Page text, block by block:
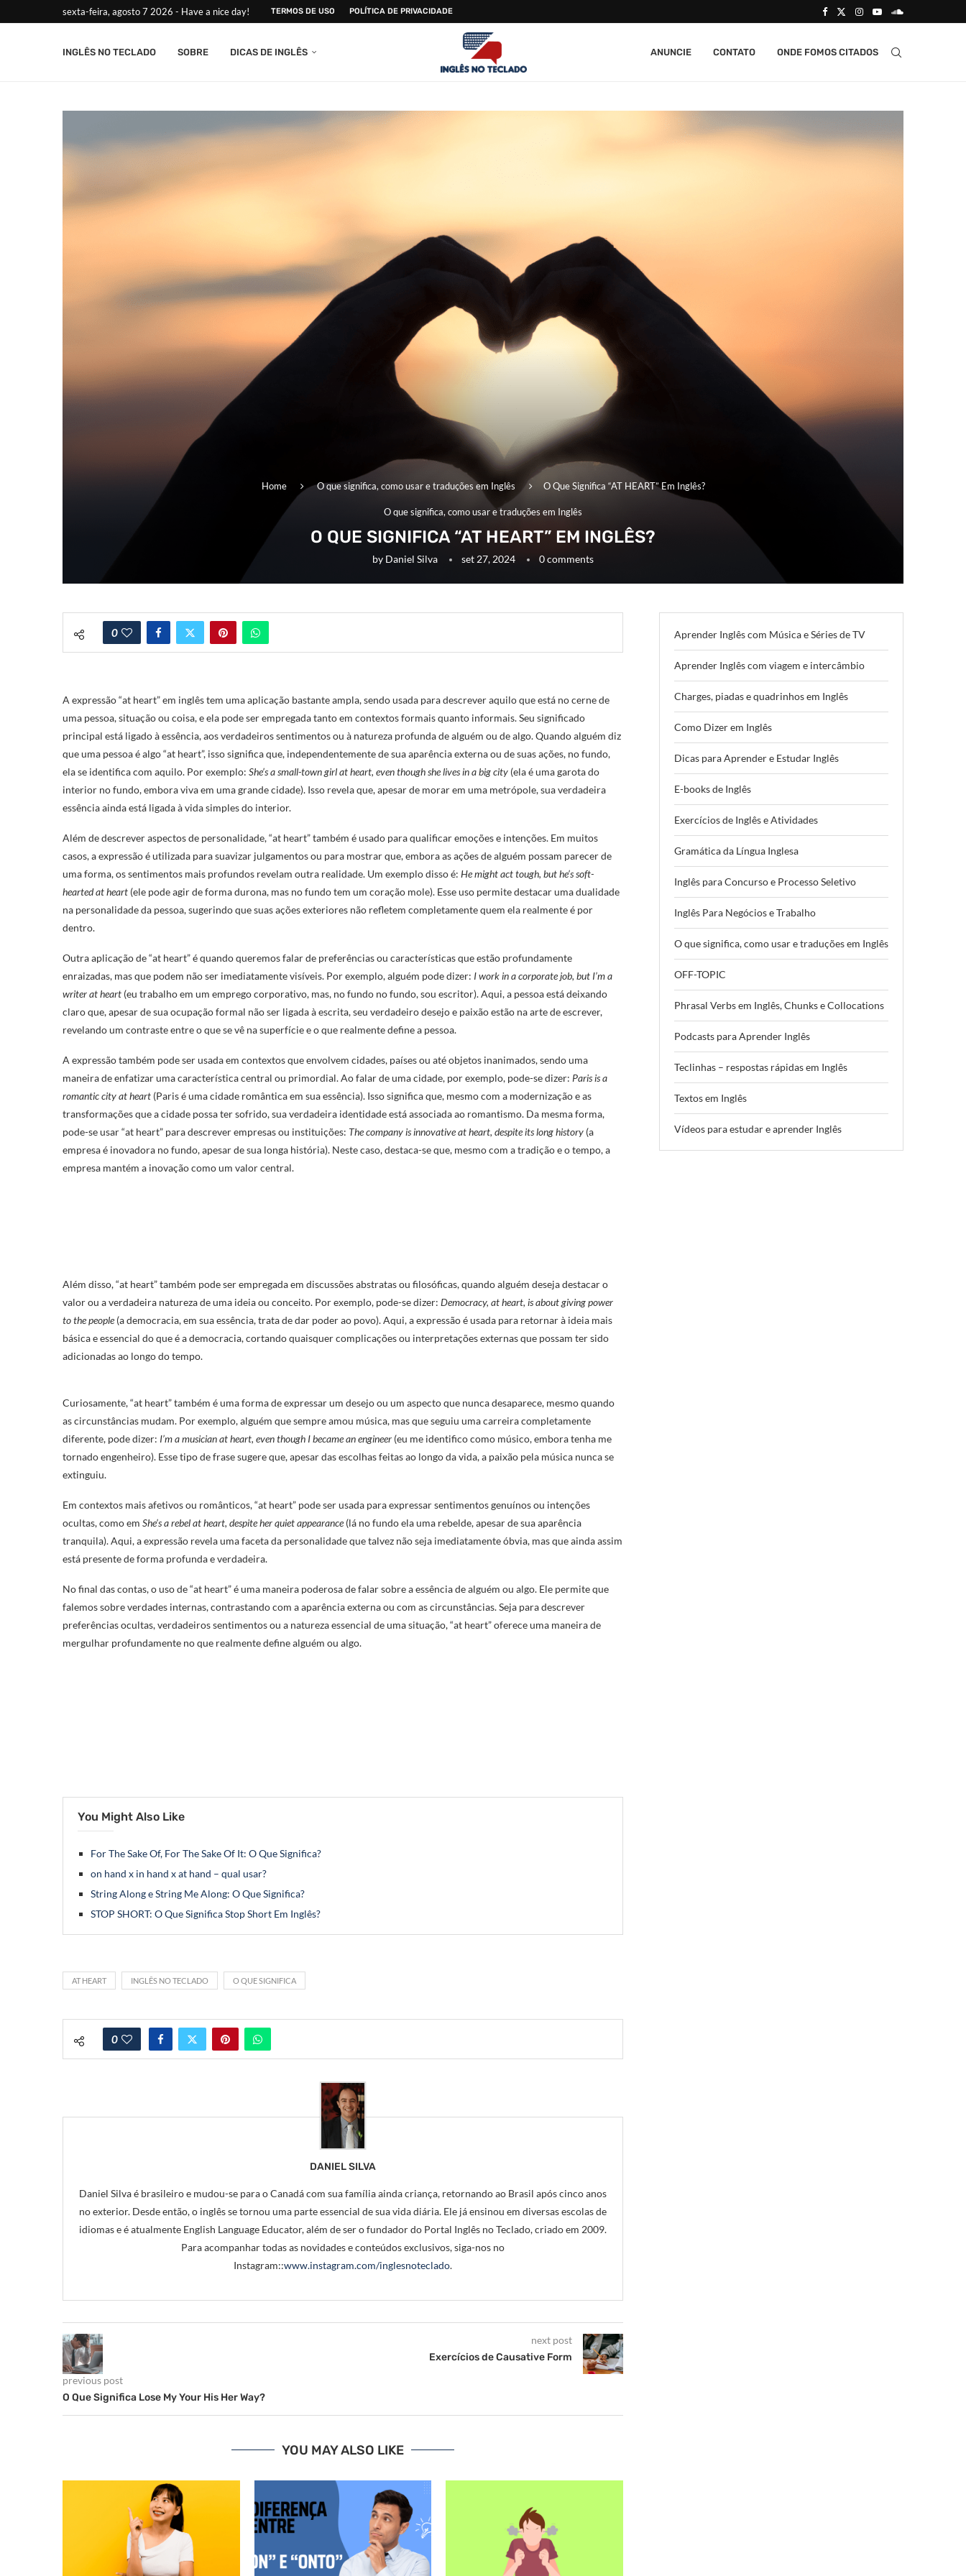
sexta-feira, agosto 7 2026 - Have a nice day! TERMOS DE USO POLÍTICA DE PRIVACIDADE
INGLÊS NO TECLADO SOBRE DICAS DE INGLÊS ANUNCIE CONTATO ONDE FOMOS CITADOS
Home O que significa, como usar e traduções em Inglês O Que Significa “AT HEART” Em Inglês?
O que significa, como usar e traduções em Inglês
O QUE SIGNIFICA “AT HEART” EM INGLÊS?
by Daniel Silva set 27, 2024 0 comments
0
A expressão “at heart” em inglês tem uma aplicação bastante ampla, sendo usada para descrever aquilo que está no cerne de
uma pessoa, situação ou coisa, e ela pode ser empregada tanto em contextos formais quanto informais. Seu significado
principal está ligado à essência, aos verdadeiros sentimentos ou à natureza profunda de alguém ou de algo. Quando alguém diz
que uma pessoa é algo “at heart”, isso significa que, independentemente de sua aparência externa ou de suas ações, no fundo,
ela se identifica com aquilo. Por exemplo: She’s a small-town girl at heart, even though she lives in a big city (ela é uma garota do
interior no fundo, embora viva em uma grande cidade). Isso revela que, apesar de morar em uma metrópole, sua verdadeira
essência ainda está ligada à vida simples do interior.
Além de descrever aspectos de personalidade, “at heart” também é usado para qualificar emoções e intenções. Em muitos
casos, a expressão é utilizada para suavizar julgamentos ou para mostrar que, embora as ações de alguém possam parecer de
uma forma, os sentimentos mais profundos revelam outra realidade. Um exemplo disso é: He might act tough, but he’s soft-
hearted at heart (ele pode agir de forma durona, mas no fundo tem um coração mole). Esse uso permite destacar uma dualidade
na personalidade da pessoa, sugerindo que suas ações exteriores não refletem completamente quem ela realmente é por
dentro.
Outra aplicação de “at heart” é quando queremos falar de preferências ou características que estão profundamente
enraizadas, mas que podem não ser imediatamente visíveis. Por exemplo, alguém pode dizer: I work in a corporate job, but I’m a
writer at heart (eu trabalho em um emprego corporativo, mas, no fundo no fundo, sou escritor). Aqui, a pessoa está deixando
claro que, apesar de sua ocupação formal não ser ligada à escrita, seu verdadeiro desejo e paixão estão na arte de escrever,
revelando um contraste entre o que se vê na superfície e o que realmente define a pessoa.
A expressão também pode ser usada em contextos que envolvem cidades, países ou até objetos inanimados, sendo uma
maneira de enfatizar uma característica central ou primordial. Ao falar de uma cidade, por exemplo, pode-se dizer: Paris is a
romantic city at heart (Paris é uma cidade romântica em sua essência). Isso significa que, mesmo com a modernização e as
transformações que a cidade possa ter sofrido, sua verdadeira identidade está associada ao romantismo. Da mesma forma,
pode-se usar “at heart” para descrever empresas ou instituições: The company is innovative at heart, despite its long history (a
empresa é inovadora no fundo, apesar de sua longa história). Neste caso, destaca-se que, mesmo com a tradição e o tempo, a
empresa mantém a inovação como um valor central.
Além disso, “at heart” também pode ser empregada em discussões abstratas ou filosóficas, quando alguém deseja destacar o
valor ou a verdadeira natureza de uma ideia ou conceito. Por exemplo, pode-se dizer: Democracy, at heart, is about giving power
to the people (a democracia, em sua essência, trata de dar poder ao povo). Aqui, a expressão é usada para retornar à ideia mais
básica e essencial do que é a democracia, cortando quaisquer complicações ou interpretações externas que possam ter sido
adicionadas ao longo do tempo.
Curiosamente, “at heart” também é uma forma de expressar um desejo ou um aspecto que nunca desaparece, mesmo quando
as circunstâncias mudam. Por exemplo, alguém que sempre amou música, mas que seguiu uma carreira completamente
diferente, pode dizer: I’m a musician at heart, even though I became an engineer (eu me identifico como músico, embora tenha me
tornado engenheiro). Esse tipo de frase sugere que, apesar das escolhas feitas ao longo da vida, a paixão pela música nunca se
extinguiu.
Em contextos mais afetivos ou românticos, “at heart” pode ser usada para expressar sentimentos genuínos ou intenções
ocultas, como em She’s a rebel at heart, despite her quiet appearance (lá no fundo ela uma rebelde, apesar de sua aparência
tranquila). Aqui, a expressão revela uma faceta da personalidade que talvez não seja imediatamente óbvia, mas que ainda assim
está presente de forma profunda e verdadeira.
No final das contas, o uso de “at heart” é uma maneira poderosa de falar sobre a essência de alguém ou algo. Ele permite que
falemos sobre verdades internas, contrastando com a aparência externa ou com as circunstâncias. Seja para descrever
preferências ocultas, verdadeiros sentimentos ou a natureza essencial de uma situação, “at heart” oferece uma maneira de
mergulhar profundamente no que realmente define alguém ou algo.
You Might Also Like
For The Sake Of, For The Sake Of It: O Que Significa?
on hand x in hand x at hand – qual usar?
String Along e String Me Along: O Que Significa?
STOP SHORT: O Que Significa Stop Short Em Inglês?
AT HEART INGLÊS NO TECLADO O QUE SIGNIFICA
0
DANIEL SILVA
Daniel Silva é brasileiro e mudou-se para o Canadá com sua família ainda criança, retornando ao Brasil após cinco anos
no exterior. Desde então, o inglês se tornou uma parte essencial de sua vida diária. Ele já ensinou em diversas escolas de
idiomas e é atualmente English Language Educator, além de ser o fundador do Portal Inglês no Teclado, criado em 2009.
Para acompanhar todas as novidades e conteúdos exclusivos, siga-nos no
Instagram::www.instagram.com/inglesnoteclado.
previous post
O Que Significa Lose My Your His Her Way?
next post
Exercícios de Causative Form
YOU MAY ALSO LIKE
Aprender Inglês com Música e Séries de TV
Aprender Inglês com viagem e intercâmbio
Charges, piadas e quadrinhos em Inglês
Como Dizer em Inglês
Dicas para Aprender e Estudar Inglês
E-books de Inglês
Exercícios de Inglês e Atividades
Gramática da Língua Inglesa
Inglês para Concurso e Processo Seletivo
Inglês Para Negócios e Trabalho
O que significa, como usar e traduções em Inglês
OFF-TOPIC
Phrasal Verbs em Inglês, Chunks e Collocations
Podcasts para Aprender Inglês
Teclinhas – respostas rápidas em Inglês
Textos em Inglês
Vídeos para estudar e aprender Inglês